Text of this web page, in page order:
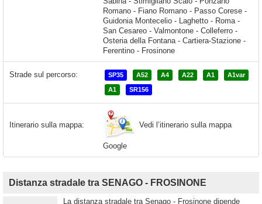
Strade sul percorso: SP35 A52 A4 A22 A1 A1var
A1 SR156
Itinerario sulla mappa: Vedi l’itinerario sulla mappa
Google
Distanza stradale tra SENAGO - FROSINONE
La distanza stradale tra Senago - Frosinone dipende